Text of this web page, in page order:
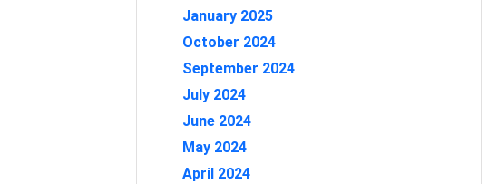
January 2025
October 2024
September 2024
July 2024
June 2024
May 2024
April 2024